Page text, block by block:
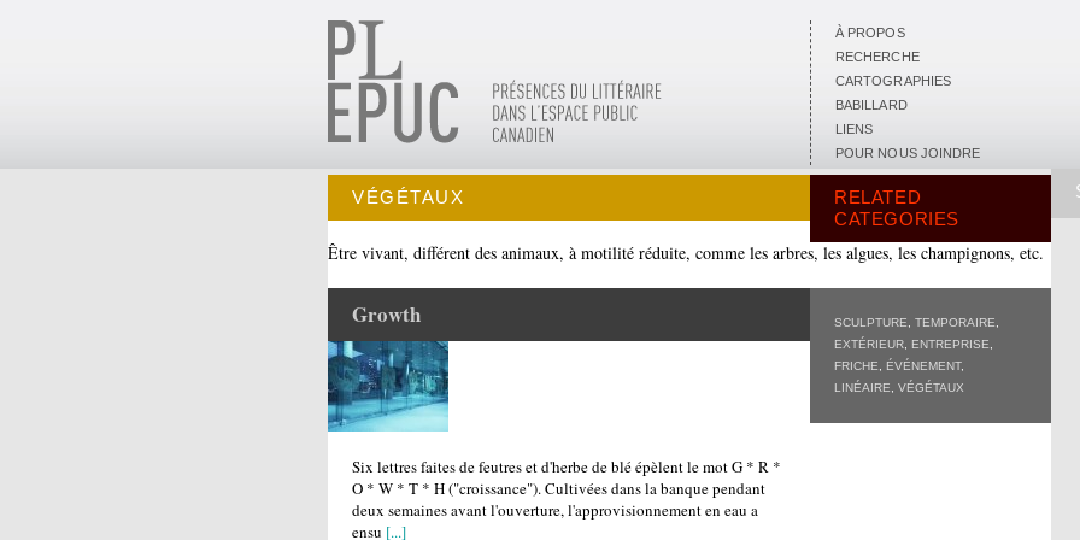
À PROPOS
RECHERCHE
CARTOGRAPHIES
BABILLARD
LIENS
POUR NOUS JOINDRE
VÉGÉTAUX
RELATED
CATEGORIES
Être vivant, différent des animaux, à motilité réduite, comme les arbres, les algues, les champignons, etc.
SCULPTURE TEMPORAIRE
EXTÉRIEUR
ENTREPRISE
FRICHE
ÉVÉNEMENT,
LINÉAIRE
VÉGÉTAUX
Growth
Six lettres faites de feutres et d'herbe de blé épèlent le mot G * R *
O * W * T * H ("croissance"). Cultivées dans la banque pendant
deux semaines avant l'ouverture, l'approvisionnement en eau a
ensu [...]